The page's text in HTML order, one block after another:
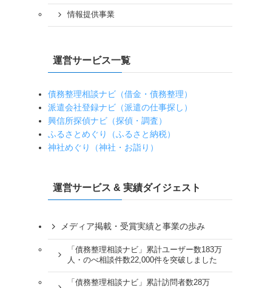
情報提供事業
運営サービス一覧
債務整理相談ナビ（借金・債務整理）
派遣会社登録ナビ（派遣の仕事探し）
興信所探偵ナビ（探偵・調査）
ふるさとめぐり（ふるさと納税）
神社めぐり（神社・お詣り）
運営サービス & 実績ダイジェスト
メディア掲載・受賞実績と事業の歩み
「債務整理相談ナビ」累計ユーザー数183万
人・のべ相談件数22,000件を突破しました
「債務整理相談ナビ」累計訪問者数28万